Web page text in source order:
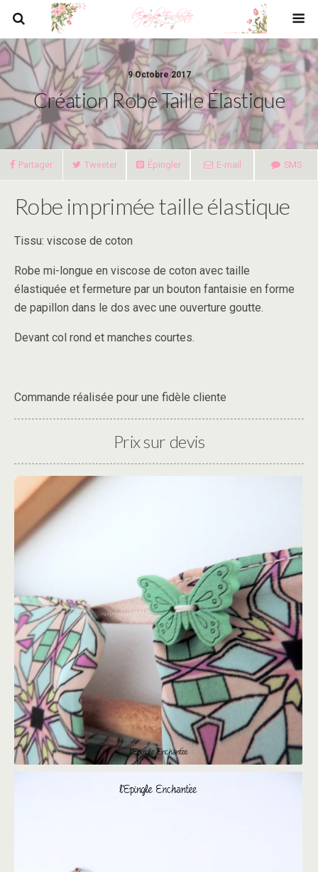
9 Octobre 2017
Création Robe Taille Élastique
Partager Tweeter Épingler E-mail SMS
Robe imprimée taille élastique
Tissu: viscose de coton
Robe mi-longue en viscose de coton avec taille
élastiquée et fermeture par un bouton fantaisie en forme
de papillon dans le dos avec une ouverture goutte.
Devant col rond et manches courtes.
Commande réalisée pour une fidèle cliente
Prix sur devis